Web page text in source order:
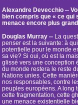
Alexandre Devecchio --
bien compris que « ce qui
menace encore plus
Douglas Murray --La
penser est la suivante: à
potentielle pour le monde
sa vie? Si oui, où est la
glissé vers une conception
du monde restera le reste
Nations unies. Cette
nos responsables, contre
peuples européens. A long
cette fragmentation, cette
une menace existentielle